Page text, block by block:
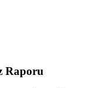
Raporu